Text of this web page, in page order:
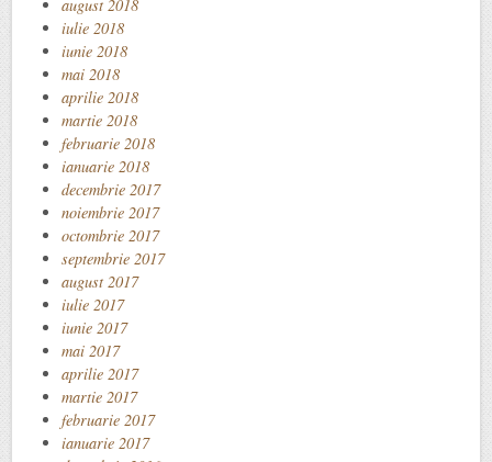
august 2018
iulie 2018
iunie 2018
mai 2018
aprilie 2018
martie 2018
februarie 2018
ianuarie 2018
decembrie 2017
noiembrie 2017
octombrie 2017
septembrie 2017
august 2017
iulie 2017
iunie 2017
mai 2017
aprilie 2017
martie 2017
februarie 2017
ianuarie 2017